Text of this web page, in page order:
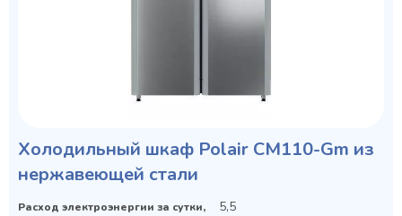
Холодильный шкаф Polair CM110-Gm из
нержавеющей стали
Расход электроэнергии за сутки,
5,5